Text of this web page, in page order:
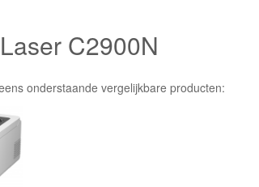
C2900N
onderstaande vergelijkbare producten: